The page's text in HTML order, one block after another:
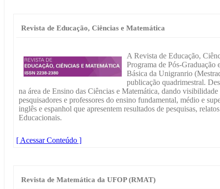
Revista de Educação, Ciências e Matemática
A Revista de Educação,
Programa de Pós-Graduação
Básica da Unigranrio
publicação quadrimestral.
na área de Ensino das Ciências e Matemática, dando
pesquisadores e professores do ensino fundamental, médio e
inglês e espanhol que apresentem resultados de pesquisas,
Educacionais.
[ Acessar Conteúdo ]
Revista de Matemática da UFOP (RMAT)